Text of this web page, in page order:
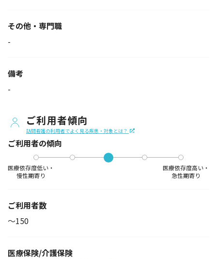
その他・専門職
-
備考
-
ご利用者傾向
訪問看護の利用者でよく見る疾患・対象とは？
ご利用者の傾向
医療依存度低い・
慢性期寄り
医療依存度高い・
急性期寄り
ご利用者数
〜150
医療保険/介護保険